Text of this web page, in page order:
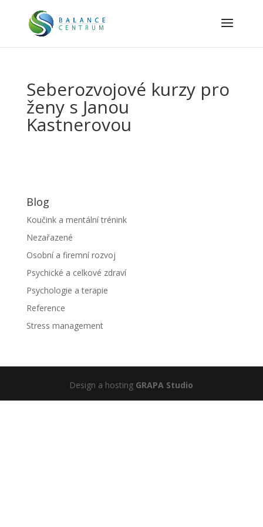
Seberozvojové kurzy pro
ženy s Janou
Kastnerovou
Blog
Koučink a mentální trénink
Nezařazené
Osobní a firemní rozvoj
Psychické a celkové zdraví
Psychologie a terapie
Reference
Stress management
Design a hosting GRAPA Studio